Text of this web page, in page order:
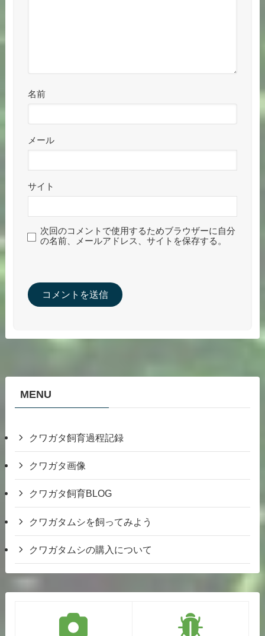
名前
メール
サイト
次回のコメントで使用するためブラウザーに自分
の名前、メールアドレス、サイトを保存する。
MENU
クワガタ飼育過程記録
クワガタ画像
クワガタ飼育BLOG
クワガタムシを飼ってみよう
クワガタムシの購入について